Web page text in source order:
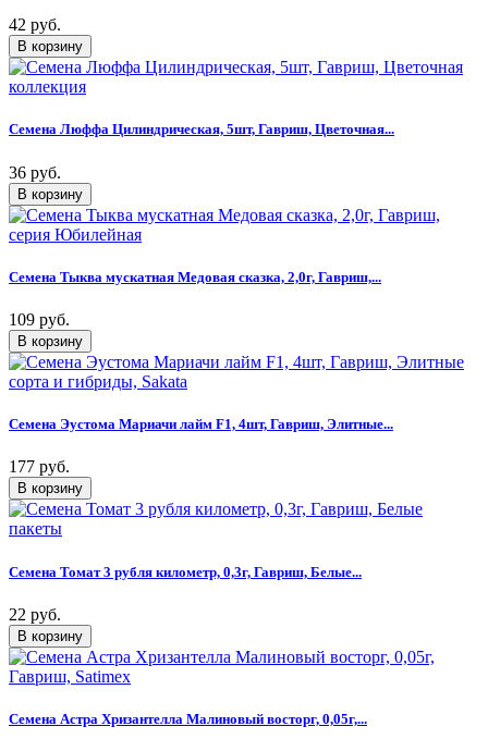
42 руб.
Семена Люффа Цилиндрическая, 5шт, Гавриш, Цветочная...
36 руб.
Семена Тыква мускатная Медовая сказка, 2,0г, Гавриш,...
109 руб.
Семена Эустома Мариачи лайм F1, 4шт, Гавриш, Элитные...
177 руб.
Семена Томат 3 рубля километр, 0,3г, Гавриш, Белые...
22 руб.
Семена Астра Хризантелла Малиновый восторг, 0,05г,...